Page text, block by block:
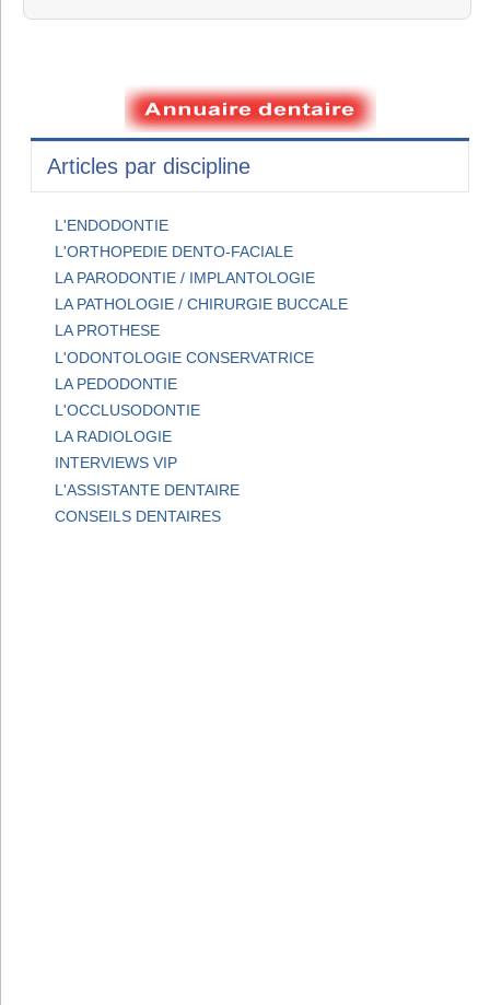
Articles par discipline
L'ENDODONTIE
L'ORTHOPEDIE DENTO-FACIALE
LA PARODONTIE / IMPLANTOLOGIE
LA PATHOLOGIE / CHIRURGIE BUCCALE
LA PROTHESE
L'ODONTOLOGIE CONSERVATRICE
LA PEDODONTIE
L'OCCLUSODONTIE
LA RADIOLOGIE
INTERVIEWS VIP
L'ASSISTANTE DENTAIRE
CONSEILS DENTAIRES